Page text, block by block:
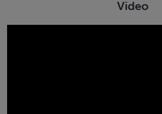
Video